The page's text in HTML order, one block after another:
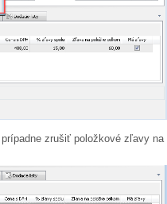
zrušiť položkové zľavy na